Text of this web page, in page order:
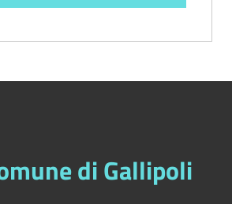
di Gallipoli